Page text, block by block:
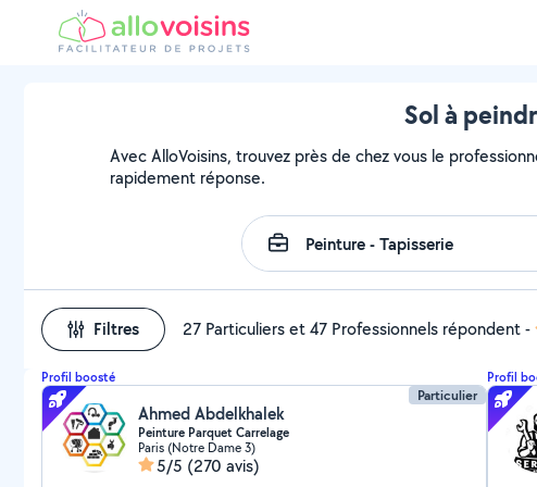
Sol à
Avec AlloVoisins, trouvez près de chez vous le
rapidement réponse.
Filtres 27 Particuliers et 47 Professionnels répondent-
Profil boosté
Particulier
Ahmed Abdelkhalek
Peinture Parquet Carrelage
Paris (Notre Dame 3)
5/5 (270 avis)
Profil